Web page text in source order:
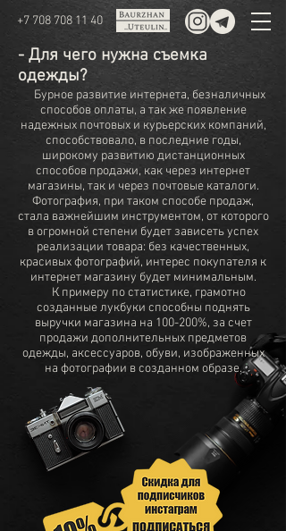
+7 708 708 11 40
- Для чего нужна съемка
одежды?
Бурное развитие интернета, безналичных
способов оплаты, а так же появление
надежных почтовых и курьерских компаний,
способствовало, в последние годы,
широкому развитию дистанционных
способов продажи, как через интернет
магазины, так и через почтовые каталоги.
Фотография, при таком способе продаж,
стала важнейшим инструментом, от которого
в огромной степени будет зависеть успех
реализации товара: без качественных,
красивых фотографий, интерес покупателя к
интернет магазину будет минимальным.
К примеру по статистике, грамотно
созданные лукбуки способны поднять
выручки магазина на 100-200%, за счет
продажи дополнительных предметов
одежды, аксессуаров, обуви, изображенных
на фотографии в созданном образе.